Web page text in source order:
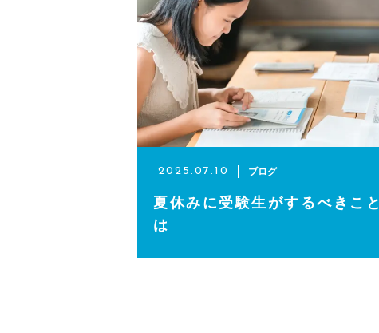
英会話コース（幼児～小学校低学年）
講師紹介
よくある質問
アクセス
ブログ
2025.07.10 ブログ
夏休みに受験生がするべきこと
は